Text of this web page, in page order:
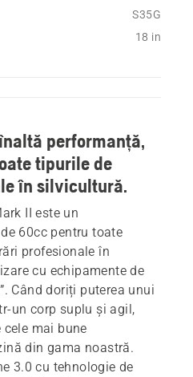
S35G
18 in
performanță,
tipurile de
în silvicultură.
II este un
60cc pentru toate
profesionale în
cu echipamente de
Când doriți puterea unui
un corp suplu și agil,
mai bune
din gama noastră.
3.0 cu tehnologie de